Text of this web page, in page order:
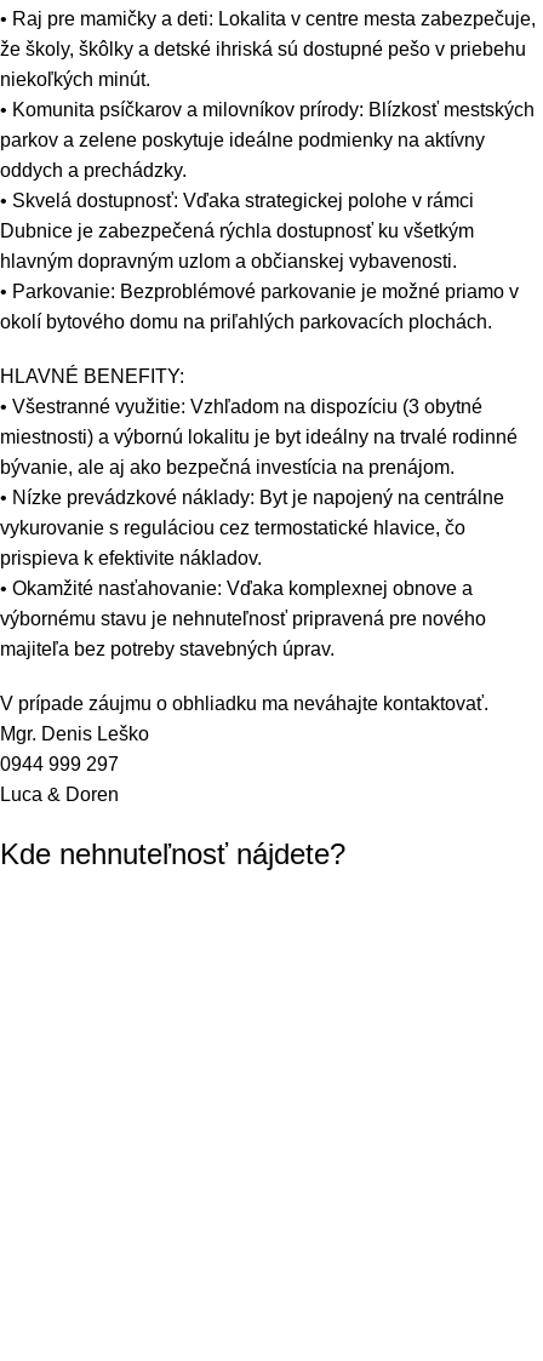
• Raj pre mamičky a deti: Lokalita v centre mesta zabezpečuje,
že školy, škôlky a detské ihriská sú dostupné pešo v priebehu
niekoľkých minút.
• Komunita psíčkarov a milovníkov prírody: Blízkosť mestských
parkov a zelene poskytuje ideálne podmienky na aktívny
oddych a prechádzky.
• Skvelá dostupnosť: Vďaka strategickej polohe v rámci
Dubnice je zabezpečená rýchla dostupnosť ku všetkým
hlavným dopravným uzlom a občianskej vybavenosti.
• Parkovanie: Bezproblémové parkovanie je možné priamo v
okolí bytového domu na priľahlých parkovacích plochách.
HLAVNÉ BENEFITY:
• Všestranné využitie: Vzhľadom na dispozíciu (3 obytné
miestnosti) a výbornú lokalitu je byt ideálny na trvalé rodinné
bývanie, ale aj ako bezpečná investícia na prenájom.
• Nízke prevádzkové náklady: Byt je napojený na centrálne
vykurovanie s reguláciou cez termostatické hlavice, čo
prispieva k efektivite nákladov.
• Okamžité nasťahovanie: Vďaka komplexnej obnove a
výbornému stavu je nehnuteľnosť pripravená pre nového
majiteľa bez potreby stavebných úprav.
V prípade záujmu o obhliadku ma neváhajte kontaktovať.
Mgr. Denis Leško
0944 999 297
Luca & Doren
Kde nehnuteľnosť nájdete?